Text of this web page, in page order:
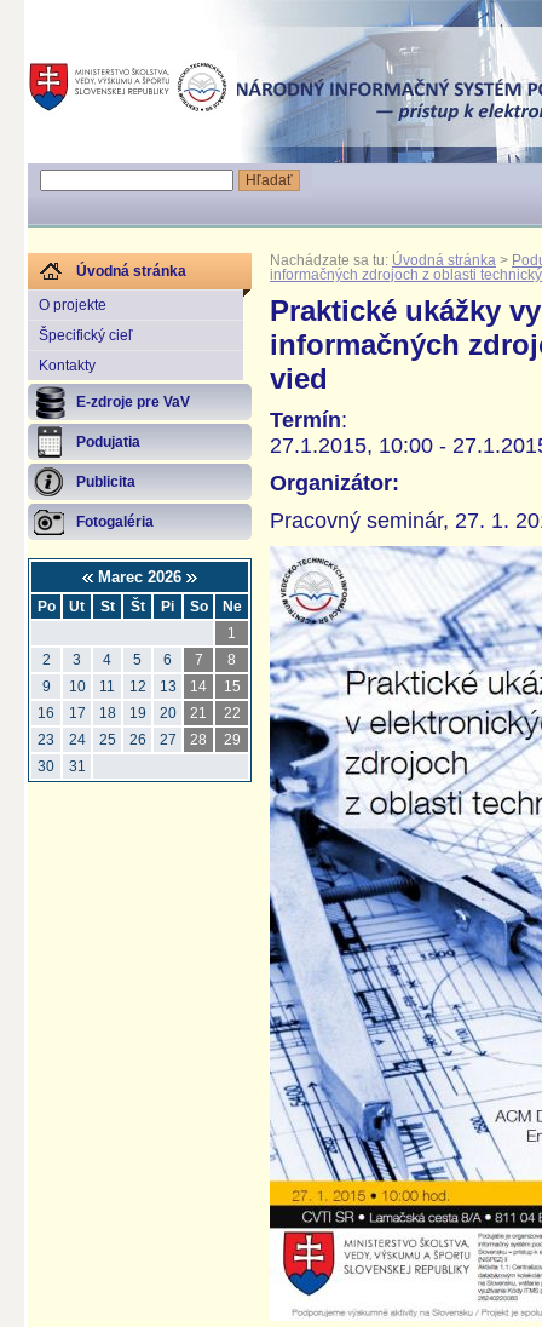
Úvodná stránka
O projekte
Špecifický cieľ
Kontakty
E-zdroje pre VaV
Podujatia
Publicita
Fotogaléria
Marec 2026
Po Ut St Št Pi So
Ne
1
2
3 4 5 6 7
8
9
10 11 12 13 14
15
16
17 18 19 20 21
22
23
24 25 26 27 28
29
30
31
Nachádzate sa tu: Úvodná stránka >
informačných zdrojoch z oblasti
Praktické ukážky
informačných
vied
Termín:
27.1.2015, 10:00 -
Organizátor:
Pracovný seminár, 27. 1.